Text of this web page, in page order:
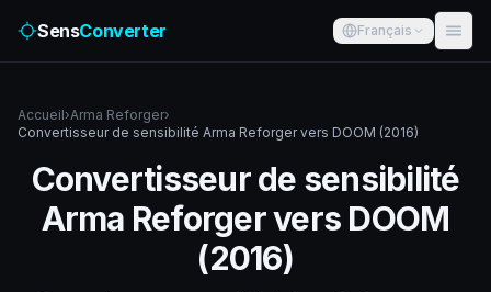
SensConverter Français
Accueil›Arma Reforger›
Convertisseur de sensibilité Arma Reforger vers DOOM (2016)
Convertisseur de sensibilité
Arma Reforger vers DOOM
(2016)